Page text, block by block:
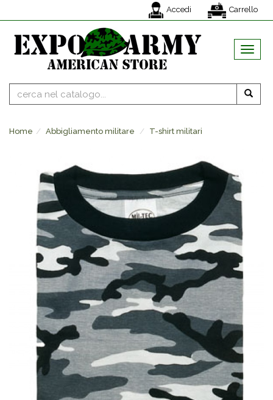
Accedi Carrello
MENU
Home Abbigliamento militare T-shirt militari